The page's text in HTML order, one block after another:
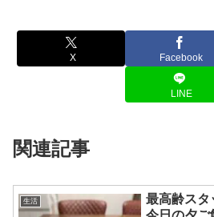
X Facebook
LINE
関連記事
生活
最高齢スタ